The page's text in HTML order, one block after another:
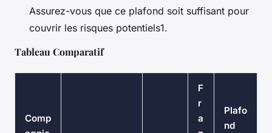
Assurez-vous que ce plafond soit suffisant pour
couvrir les risques potentiels1.
Tableau Comparatif
Comp
F
r
a
Plafo
nd